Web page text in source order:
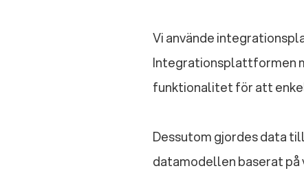
Vi använde
Integrationsplattformen
funktionalitet för att
Dessutom gjordes data
datamodellen baserat på